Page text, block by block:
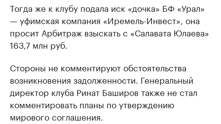
Тогда же к клубу подала иск «дочка» БФ «Урал»
— уфимская компания «Иремель-Инвест», она
просит Арбитраж взыскать с «Салавата Юлаева»
163,7 млн руб.
Стороны не комментируют обстоятельства
возникновения задолженности. Генеральный
директор клуба Ринат Баширов также не стал
комментировать планы по утверждению
мирового соглашения.